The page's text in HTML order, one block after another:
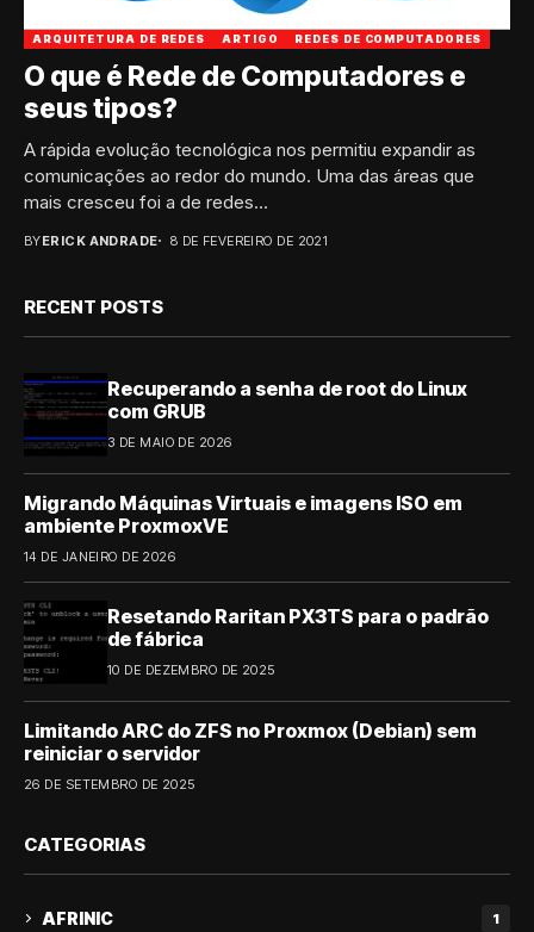
ARQUITETURA DE REDES ARTIGO REDES DE COMPUTADORES
O que é Rede de Computadores e
seus tipos?
A rápida evolução tecnológica nos permitiu expandir as
comunicações ao redor do mundo. Uma das áreas que
mais cresceu foi a de redes...
BYERICK ANDRADE 8 DE FEVEREIRO DE 2021
RECENT POSTS
Recuperando a senha de root do Linux
com GRUB
3 DE MAIO DE 2026
Migrando Máquinas Virtuais e imagens ISO em
ambiente ProxmoxVE
14 DE JANEIRO DE 2026
Resetando Raritan PX3TS para o padrão
de fábrica
10 DE DEZEMBRO DE 2025
Limitando ARC do ZFS no Proxmox (Debian) sem
reiniciar o servidor
26 DE SETEMBRO DE 2025
CATEGORIAS
AFRINIC 1